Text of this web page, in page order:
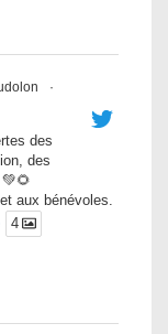
·
des
des
et aux bénévoles.
4